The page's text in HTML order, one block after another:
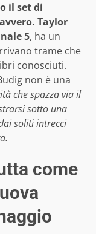
il set di
Taylor
5, ha un
trame che
conosciuti.
non è una
che spazza via il
sotto una
soliti intrecci
come